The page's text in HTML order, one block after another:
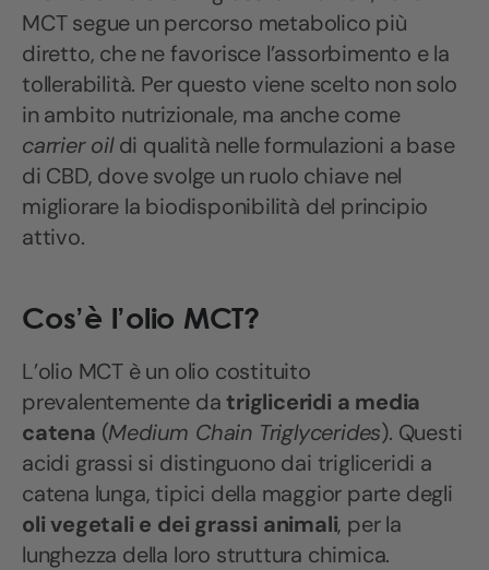
MCT segue un percorso metabolico più
diretto, che ne favorisce l’assorbimento e la
tollerabilità. Per questo viene scelto non solo
in ambito nutrizionale, ma anche come
carrier oildi qualità nelle formulazioni a base
di CBD, dove svolge un ruolo chiave nel
migliorare la biodisponibilità del principio
attivo.
Cos’è l’olio MCT?
L’olio MCT è un olio costituito
prevalentemente datrigliceridi a media
catena (Medium Chain Triglycerides). Questi
acidi grassi si distinguono dai trigliceridi a
catena lunga, tipici della maggior parte degli
oli vegetali e dei grassi animali, per la
lunghezza della loro struttura chimica.